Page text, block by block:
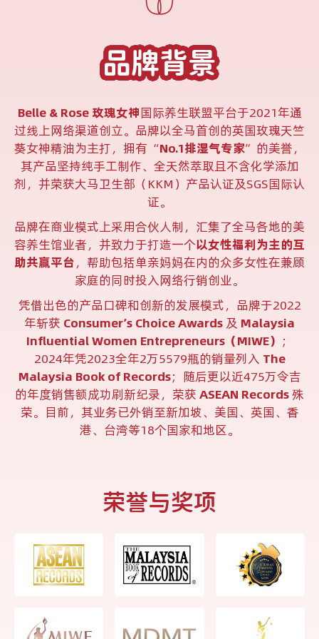
品牌背景
Belle & Rose 玫瑰女神国际养生联盟平台于2021年通
过线上网络渠道创立。品牌以全马首创的英国玫瑰天竺
葵女神精油为主打，拥有“No.1排湿气专家”的美誉，
其产品坚持纯手工制作、全天然萃取且不含化学添加
剂，并荣获大马卫生部（KKM）产品认证及SGS国际认
证。
品牌在商业模式上采用合伙人制，汇集了全马各地的美
容养生馆业者，并致力于打造一个以女性福利为主的互
助共赢平台，帮助包括单亲妈妈在内的众多女性在兼顾
家庭的同时投入网络行销创业。
凭借出色的产品口碑和创新的发展模式，品牌于2022
年斩获 Consumer’s Choice Awards 及 Malaysia
Influential Women Entrepreneurs（MIWE） ；
2024年凭2023全年2万5579瓶的销量列入 The
Malaysia Book of Records；随后更以近475万令吉
的年度销售额成功刷新纪录，荣获 ASEAN Records殊
荣。目前，其业务已外销至新加坡、美国、英国、香
港、台湾等18个国家和地区。
荣誉与奖项